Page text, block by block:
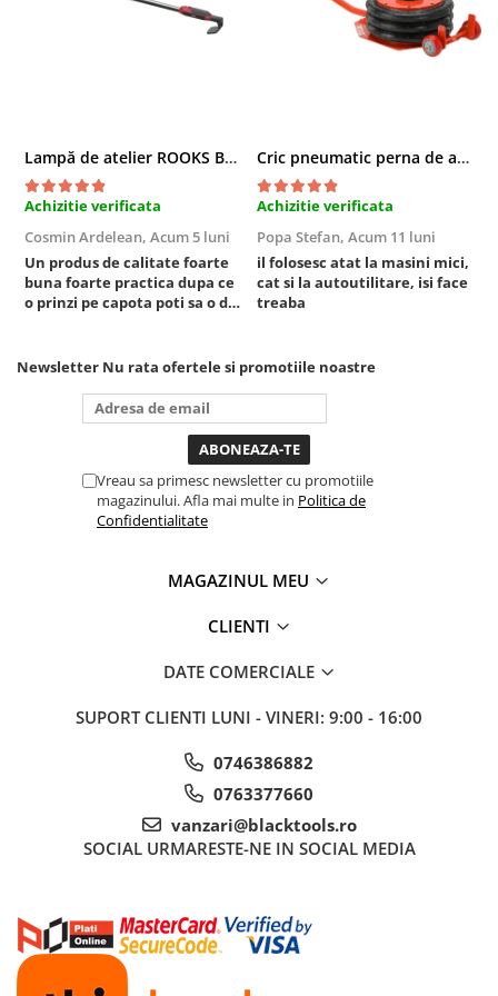
Accesorii de impact 1/2
Accesorii de impact 3/4
Truse de biti de impact
Tubulare de impact 1"
Tubulare de impact 1/2
Tubulare 1/2
Tubulare 1/2 bihexagonale
Tubulare 1/2 hexagonale
Tubulare 3/4
Tubulare 3/8
Detailing Auto
Echipamente De Protectie
Pachete avantajoase
Lampă de atelier ROOKS B2 HYBRID pentru capotă, 2000 lumeni, 5000 mAh
Achizitie verificata
Cosmin Ardelean, Acum 5 luni
Un produs de calitate foarte
buna foarte practica dupa ce
o prinzi pe capota poti sa o dai
puternica si de la baterie care
tine destul de mult dar daca o
bagi la priza nu mai ai treaba
toata ziua ,ce...
Cric pneumatic perna de aer cu inaltator 6T
Achizitie verificata
Popa Stefan, Acum 11 luni
il folosesc atat la masini mici,
cat si la autoutilitare, isi face
treaba
Newsletter Nu rata ofertele si promotiile noastre
Vreau sa primesc newsletter cu promotiile
magazinului. Afla mai multe in Politica de
Confidentialitate
MAGAZINUL MEU
CLIENTI
DATE COMERCIALE
SUPORT CLIENTI LUNI - VINERI: 9:00 - 16:00
0746386882
0763377660
vanzari@blacktools.ro
SOCIAL URMARESTE-NE IN SOCIAL MEDIA